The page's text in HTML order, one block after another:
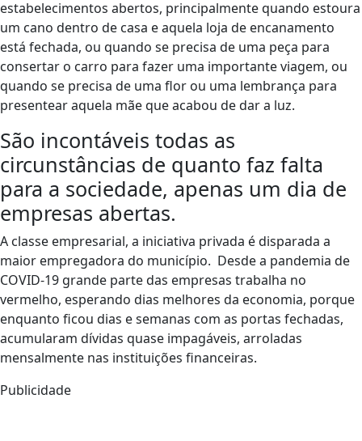
estabelecimentos abertos, principalmente quando estoura
um cano dentro de casa e aquela loja de encanamento
está fechada, ou quando se precisa de uma peça para
consertar o carro para fazer uma importante viagem, ou
quando se precisa de uma flor ou uma lembrança para
presentear aquela mãe que acabou de dar a luz.
São incontáveis todas as
circunstâncias de quanto faz falta
para a sociedade, apenas um dia de
empresas abertas.
A classe empresarial, a iniciativa privada é disparada a
maior empregadora do município. Desde a pandemia de
COVID-19 grande parte das empresas trabalha no
vermelho, esperando dias melhores da economia, porque
enquanto ficou dias e semanas com as portas fechadas,
acumularam dívidas quase impagáveis, arroladas
mensalmente nas instituições financeiras.
Publicidade